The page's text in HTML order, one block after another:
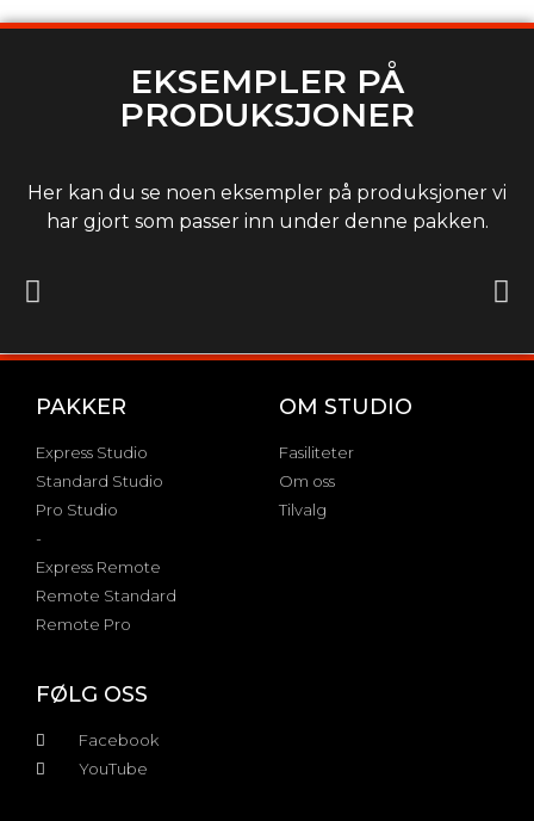
EKSEMPLER PÅ
PRODUKSJONER
Her kan du se noen eksempler på produksjoner vi
har gjort som passer inn under denne pakken.
PAKKER
Express Studio
Standard Studio
Pro Studio
-
Express Remote
Remote Standard
Remote Pro
OM STUDIO
Fasiliteter
Om oss
Tilvalg
FØLG OSS
Facebook
YouTube